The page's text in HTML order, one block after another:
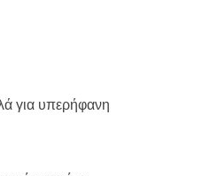
για υπερήφανη